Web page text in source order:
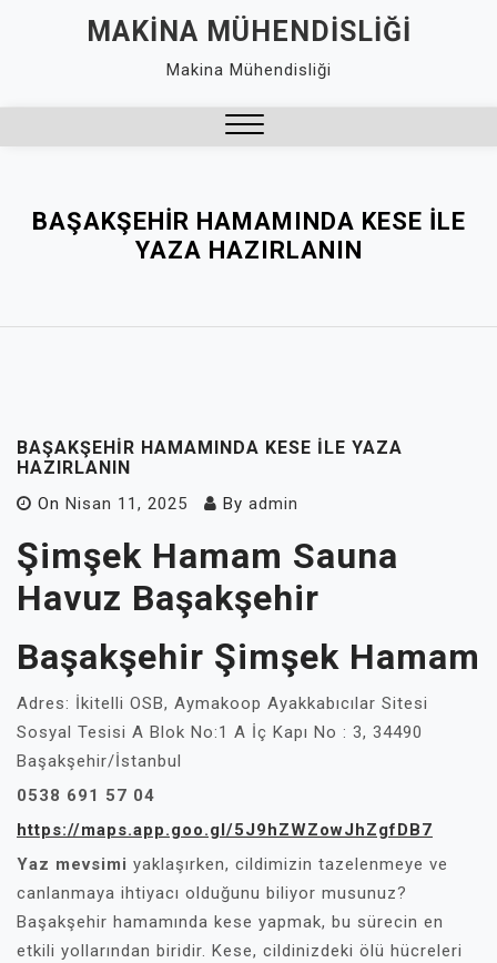
MAKINA MÜHENDISLIĞI
Makina Mühendisliği
BAŞAKŞEHIR HAMAMINDA KESE İLE
YAZA HAZIRLANIN
BAŞAKŞEHIR HAMAMINDA KESE İLE YAZA
HAZIRLANIN
On Nisan 11, 2025 By admin
Şimşek Hamam Sauna
Havuz Başakşehir
Başakşehir Şimşek Hamam
Adres: İkitelli OSB, Aymakoop Ayakkabıcılar Sitesi
Sosyal Tesisi A Blok No:1 A İç Kapı No : 3, 34490
Başakşehir/İstanbul
0538 691 57 04
https://maps.app.goo.gl/5J9hZWZowJhZgfDB7
Yaz mevsimi yaklaşırken, cildimizin tazelenmeye ve
canlanmaya ihtiyacı olduğunu biliyor musunuz?
Başakşehir hamamında kese yapmak, bu sürecin en
etkili yollarından biridir. Kese, cildinizdeki ölü hücreleri